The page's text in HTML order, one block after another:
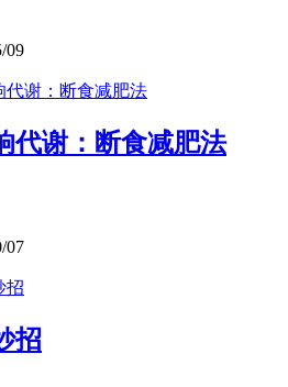
09
代谢：断食减肥法
07
招